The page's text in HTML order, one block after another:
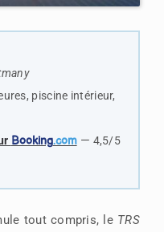
piscine intérieur,
Booking.com— 4,5/5
tout compris, le TRS